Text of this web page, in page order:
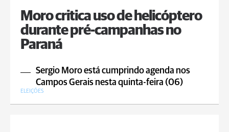
Moro critica uso de helicóptero
durante pré-campanhas no
Paraná
Sergio Moro está cumprindo agenda nos
Campos Gerais nesta quinta-feira (06)
ELEIÇÕES